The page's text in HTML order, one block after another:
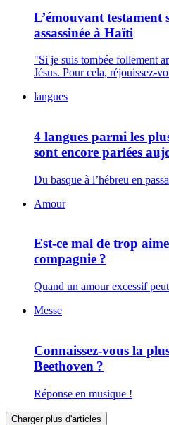
L’émouvant testament
assassinée à Haïti
"Si je suis tombée follement
Jésus. Pour cela, réjouissez-
langues
4 langues parmi les
sont encore parlées
Du basque à l’hébreu en
Amour
Est-ce mal de trop
compagnie ?
Quand un amour excessif
Messe
Connaissez-vous la
Beethoven ?
Réponse en musique !
Charger plus d'articles